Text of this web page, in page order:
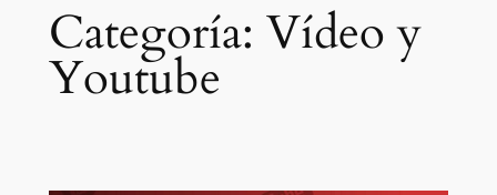
Categoría: Vídeo y
Youtube